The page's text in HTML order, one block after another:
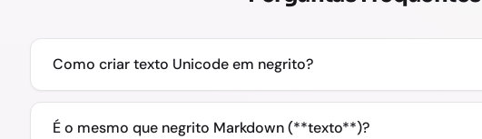
Como criar texto Unicode em negrito?
É o mesmo que negrito Markdown (**texto**)?